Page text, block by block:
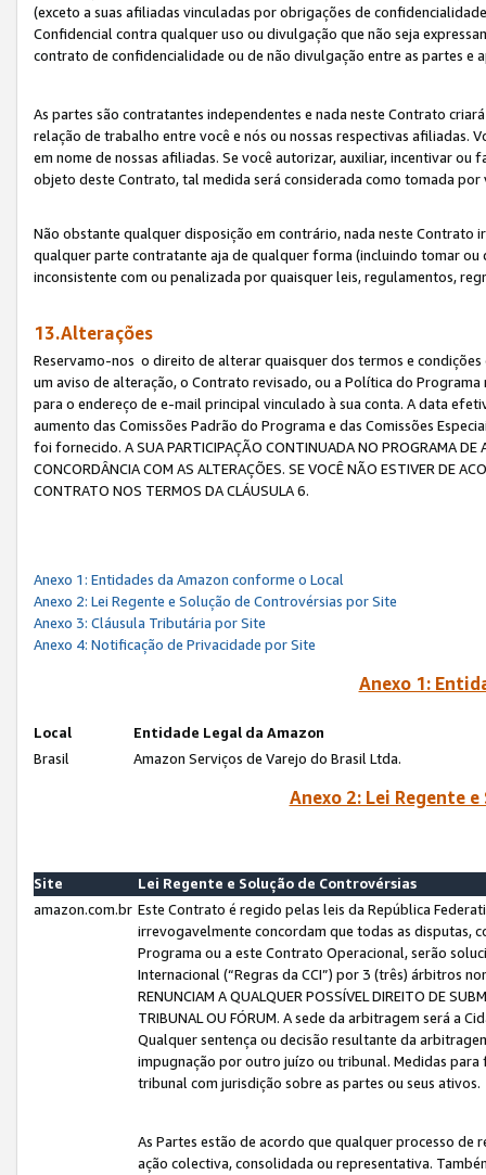
(exceto a suas afiliadas vinculadas por obrigações de
Confidencial contra qualquer uso ou divulgação que não seja
contrato de confidencialidade ou de não divulgação entre as partes e
As partes são contratantes independentes e nada neste Contrato
relação de trabalho entre você e nós ou nossas respectivas afiliadas.
em nome de nossas afiliadas. Se você autorizar, auxiliar, incentivar
objeto deste Contrato, tal medida será considerada como tomada por
Não obstante qualquer disposição em contrário, nada neste
qualquer parte contratante aja de qualquer forma (incluindo tomar ou
inconsistente com ou penalizada por quaisquer leis, regulamentos,
13.Alterações
Reservamo-nos o direito de alterar quaisquer dos termos e
um aviso de alteração, o Contrato revisado, ou a Política do
para o endereço de e-mail principal vinculado à sua conta. A data
aumento das Comissões Padrão do Programa e das Comissões
foi fornecido. A SUA PARTICIPAÇÃO CONTINUADA NO PROGRAMA DE
CONCORDÂNCIA COM AS ALTERAÇÕES. SE VOCÊ NÃO ESTIVER DE
CONTRATO NOS TERMOS DA CLÁUSULA 6.
Anexo 1: Entidades da Amazon conforme o Local
Anexo 2: Lei Regente e Solução de Controvérsias por Site
Anexo 3: Cláusula Tributária por Site
Anexo 4: Notificação de Privacidade por Site
Anexo 1:
Local
Entidade Legal da Amazon
Brasil
Amazon Serviços de Varejo do Brasil Ltda.
Anexo 2: Lei Regente
Site
Lei Regente e Solução de Controvérsias
amazon.com.br Este Contrato é regido pelas leis da República
irrevogavelmente concordam que todas as disputas,
Programa ou a este Contrato Operacional, serão
Internacional (“Regras da CCI”) por 3 (três) árbitros
RENUNCIAM A QUALQUER POSSÍVEL DIREITO DE
TRIBUNAL OU FÓRUM. A sede da arbitragem será a
Qualquer sentença ou decisão resultante da
impugnação por outro juízo ou tribunal. Medidas
tribunal com jurisdição sobre as partes ou seus ativos.
As Partes estão de acordo que qualquer processo
ação colectiva, consolidada ou representativa.